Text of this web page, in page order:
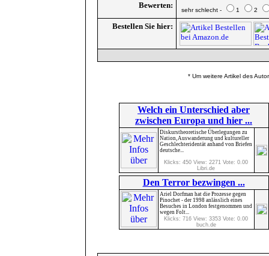
Bewerten:
sehr schlecht - 1 2
Bestellen Sie hier:
* Um weitere Artikel des
Welch ein Unterschied aber
zwischen Europa und hier ...
Diskurstheoretische Überlegungen zu
Nation, Auswanderung und kultureller
Geschlechteridentät anhand von Briefen
deutsche...
Klicks: 450 View: 2271 Vote: 0.00
Libri.de
Den Terror bezwingen ...
Ariel Dorfman hat die Prozesse gegen
Pinochet - der 1998 anlässlich eines
Besuches in London festgenommen und
wegen Folt...
Klicks: 716 View: 3353 Vote: 0.00
buch.de